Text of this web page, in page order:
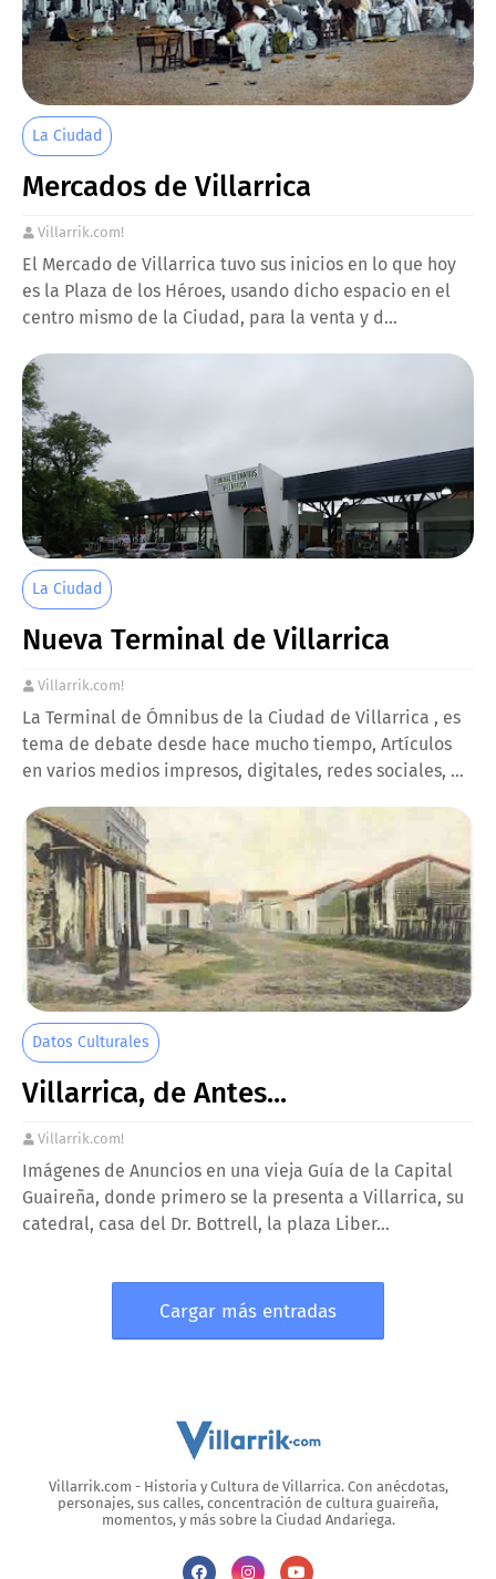
La Ciudad
Mercados de Villarrica
Villarrik.com!
El Mercado de Villarrica tuvo sus inicios en lo que hoy
es la Plaza de los Héroes, usando dicho espacio en el
centro mismo de la Ciudad, para la venta y d…
La Ciudad
Nueva Terminal de Villarrica
Villarrik.com!
La Terminal de Ómnibus de la Ciudad de Villarrica , es
tema de debate desde hace mucho tiempo, Artículos
en varios medios impresos, digitales, redes sociales, …
Datos Culturales
Villarrica, de Antes...
Villarrik.com!
Imágenes de Anuncios en una vieja Guía de la Capital
Guaireña, donde primero se la presenta a Villarrica, su
catedral, casa del Dr. Bottrell, la plaza Liber…
Cargar más entradas
Villarrik.com - Historia y Cultura de Villarrica. Con anécdotas,
personajes, sus calles, concentración de cultura guaireña,
momentos, y más sobre la Ciudad Andariega.